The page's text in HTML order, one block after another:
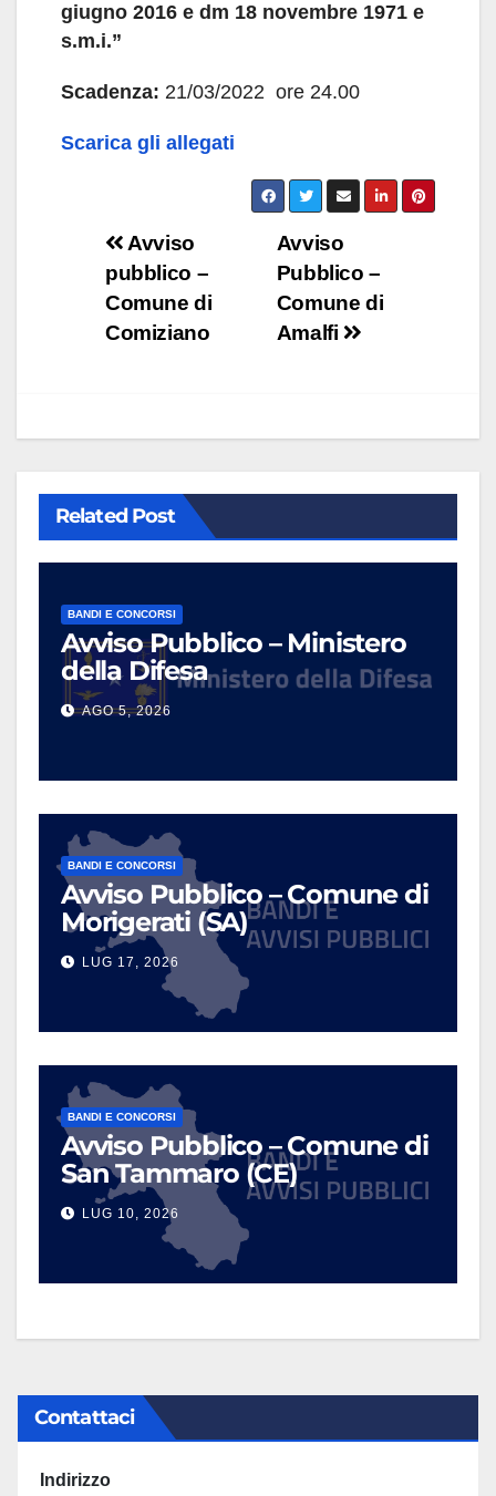
giugno 2016 e dm 18 novembre 1971 e
s.m.i.”
Scadenza: 21/03/2022 ore 24.00
Scarica gli allegati
Navigazione
articoli
Avviso
Pubblico –
Comune di
Amalfi
Avviso
pubblico –
Comune di
Comiziano
Related Post
BANDI E CONCORSI
Avviso Pubblico – Ministero
della Difesa
AGO 5, 2026
BANDI E CONCORSI
Avviso Pubblico – Comune di
Morigerati (SA)
LUG 17, 2026
BANDI E CONCORSI
Avviso Pubblico – Comune di
San Tammaro (CE)
LUG 10, 2026
Contattaci
Indirizzo